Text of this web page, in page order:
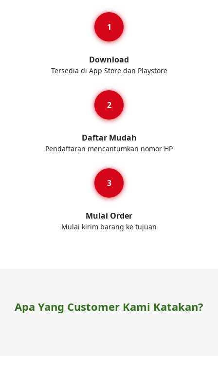
Download
Tersedia di App Store dan Playstore
Daftar Mudah
Pendaftaran mencantumkan nomor HP
Mulai Order
Mulai kirim barang ke tujuan
Apa Yang Customer Kami Katakan?